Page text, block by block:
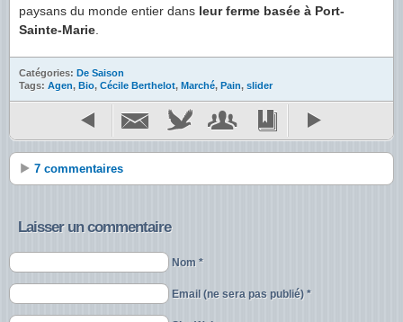
paysans du monde entier dans leur ferme basée à Port-
Sainte-Marie
Catégories: De Saison
Tags: Agen, Bio, Cécile Berthelot, Marché, Pain, slider
7 commentaires
Laisser un commentaire
Nom *
Email (ne sera pas publié) *